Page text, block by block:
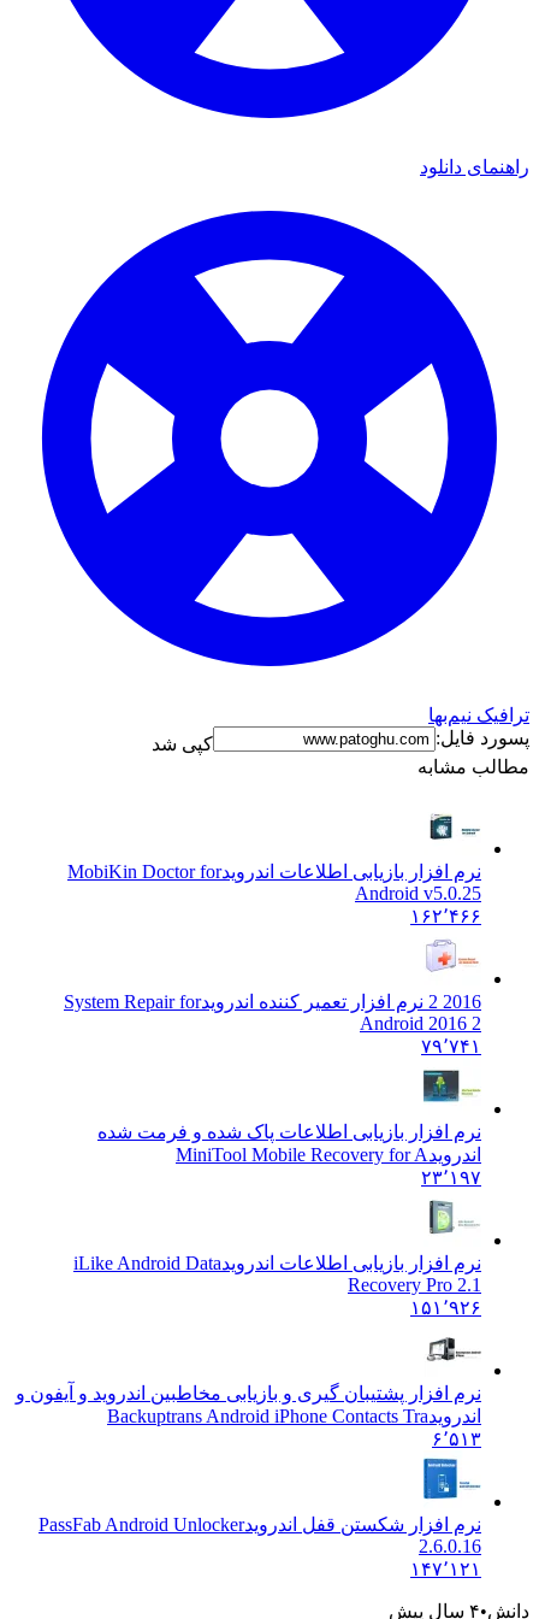
دانلود
نیم‌بها
فایل:
کپی شد
مشابه
نرم افزار بازیابی اطلاعات اندروید MobiKin Doctor for
Android v5.0.25
۱۶۲٬۴۶۶
System Repair for
Android 2016 2
۷۹٬۷۴۱
نرم افزار بازیابی اطلاعات پاک شده و فرمت شده
MiniTool Mobile Recovery for A
۲۳٬۱۹۷
نرم افزار بازیابی اطلاعات اندروید iLike Android Data
Recovery Pro 2.1
۱۵۱٬۹۲۶
نرم افزار پشتیبان گیری و بازیابی مخاطبین اندروید و آیفون و
Backuptrans Android iPhone Contacts Tra
نرم افزار شکستن قفل اندروید PassFab Android Unlocker
2.6.0.16
۱۴۷٬۱۲۱
۴ سال پیش